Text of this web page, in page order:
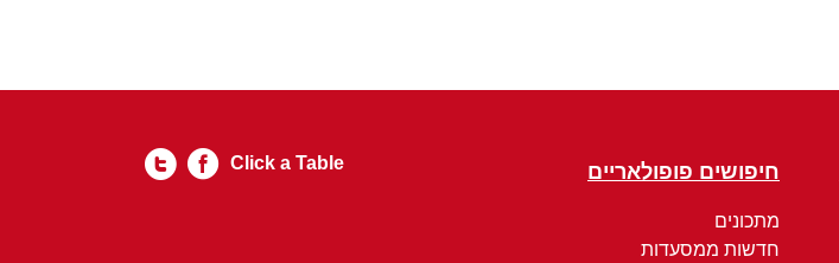
חיפושים פופולאריים
מתכונים
חדשות ממסעדות
Click a Table